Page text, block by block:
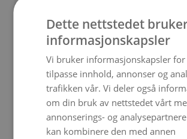
innpakning
Fin
sjokolade
kr 119
kr 119
Dette nettstedet
informasjonskapsler
Vi bruker informasjonskapsler for
tilpasse innhold, annonser og
trafikken vår. Vi deler også
om din bruk av nettstedet vårt
annonserings- og
kan kombinere den med annen